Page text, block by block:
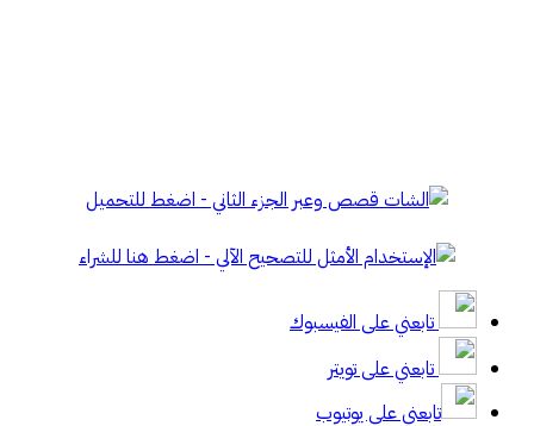
تابعني على الفيسبوك
تابعني على تويتر
تابعني على يوتيوب